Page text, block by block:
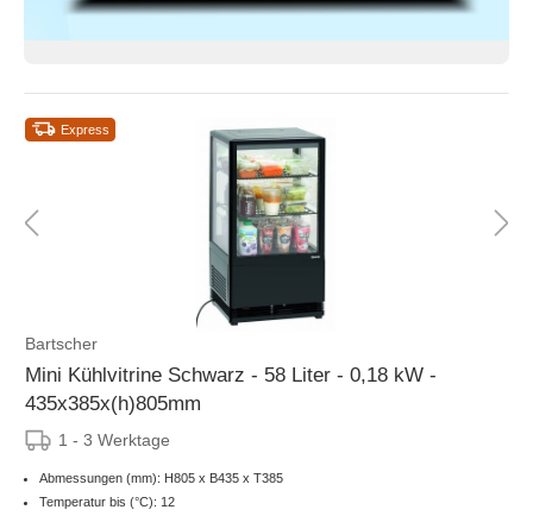
Express
Bartscher
Mini Kühlvitrine Schwarz - 58 Liter - 0,18 kW -
435x385x(h)805mm
1 - 3 Werktage
Abmessungen (mm): H805 x B435 x T385
Temperatur bis (°C): 12